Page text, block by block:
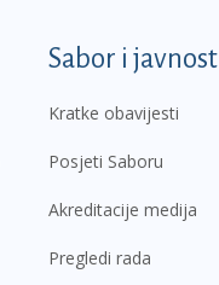
Sabor i javnost
Kratke obavijesti
Posjeti Saboru
Akreditacije medija
Pregledi rada